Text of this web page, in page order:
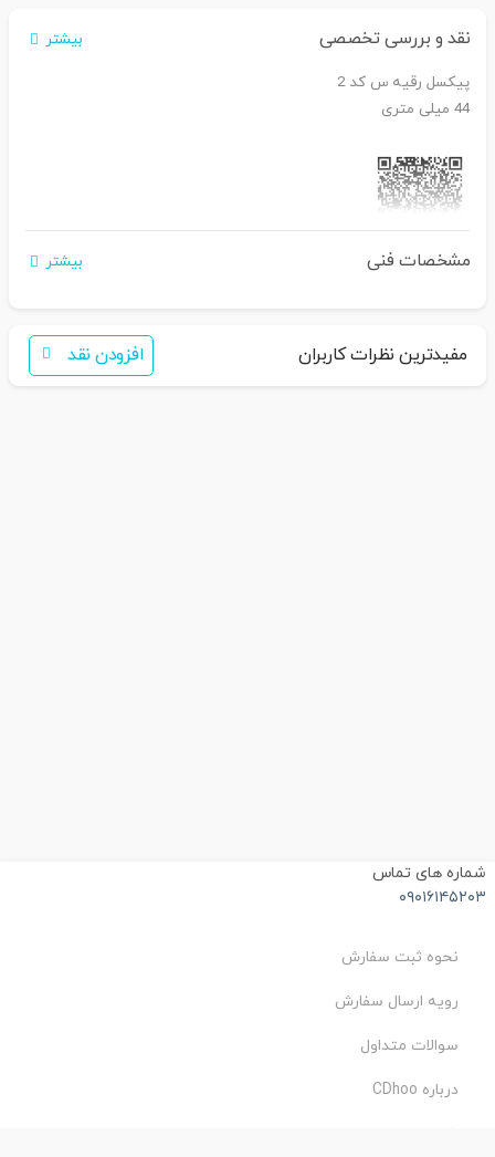
نقد و بررسی تخصصی بیشتر
پیکسل رقیه س کد 2
44 میلی متری
اگر برای خرید تمایل به عضویت در سایت ندارید،
مشخصات فنی بیشتر
مفیدترین نظرات کاربران افزودن نقد
شماره های تماس
۰۹۰۱۶۱۴۵۲۰۳
نحوه ثبت سفارش
رویه ارسال سفارش
سوالات متداول
درباره CDhoo